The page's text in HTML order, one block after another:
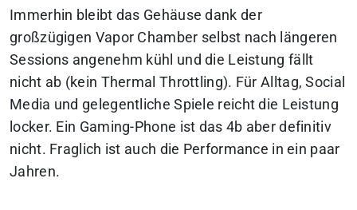
Immerhin bleibt das Gehäuse dank der
großzügigen Vapor Chamber selbst nach längeren
Sessions angenehm kühl und die Leistung fällt
nicht ab (kein Thermal Throttling). Für Alltag, Social
Media und gelegentliche Spiele reicht die Leistung
locker. Ein Gaming-Phone ist das 4b aber definitiv
nicht. Fraglich ist auch die Performance in ein paar
Jahren.